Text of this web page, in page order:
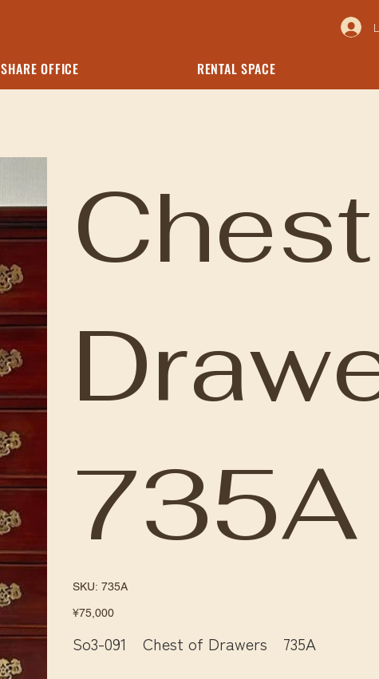
SHARE OFFICE RENTAL SPACE
735A
SKU: SKU
735A
735A
Price
¥75,000
So3-091 Chest of Drawers 735A